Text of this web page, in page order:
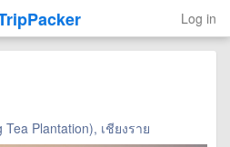
Log in
Plantation), เชียงราย